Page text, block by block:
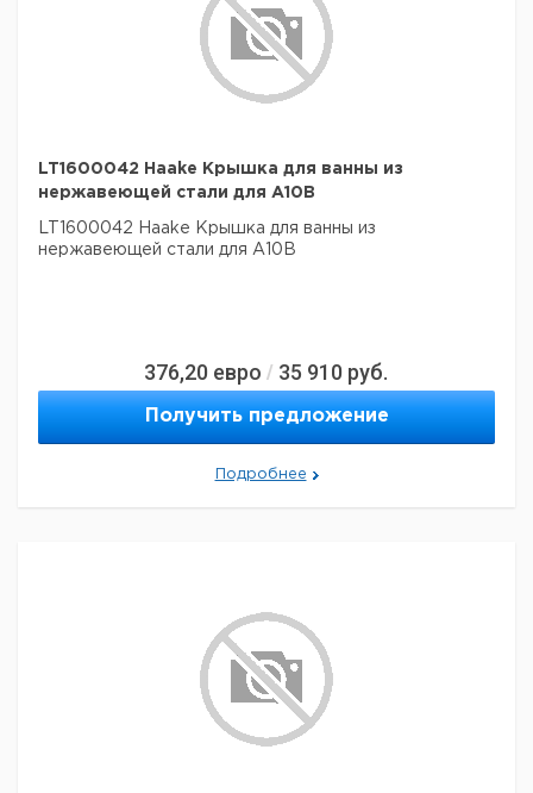
LT1600042 Haake Крышка для ванны из
нержавеющей стали для A10B
LT1600042 Haake Крышка для ванны из
нержавеющей стали для A10B
376,20 евро / 35 910 руб.
Получить предложение
Подробнее